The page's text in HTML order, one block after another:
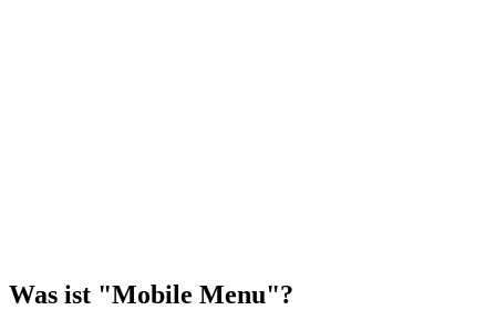
Was ist "Mobile Menu"?